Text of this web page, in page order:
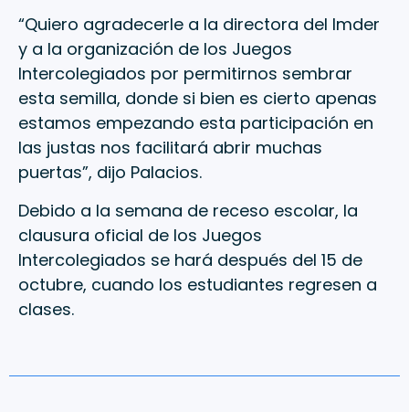
“Quiero agradecerle a la directora del Imder
y a la organización de los Juegos
Intercolegiados por permitirnos sembrar
esta semilla, donde si bien es cierto apenas
estamos empezando esta participación en
las justas nos facilitará abrir muchas
puertas”, dijo Palacios.
Debido a la semana de receso escolar, la
clausura oficial de los Juegos
Intercolegiados se hará después del 15 de
octubre, cuando los estudiantes regresen a
clases.